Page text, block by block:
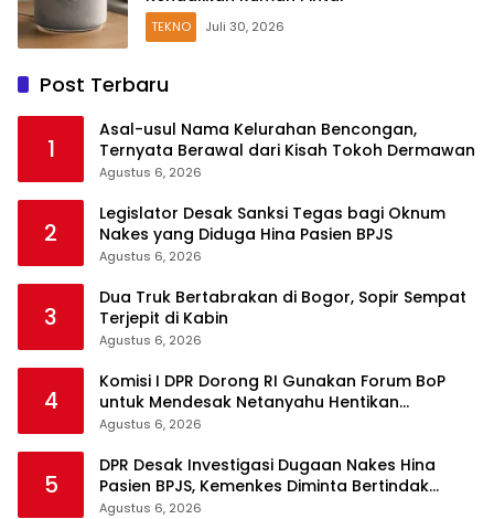
TEKNO Juli 30, 2026
Post Terbaru
1
Asal-usul Nama Kelurahan Bencongan,
Ternyata Berawal dari Kisah Tokoh Dermawan
Agustus 6, 2026
2
Legislator Desak Sanksi Tegas bagi Oknum
Nakes yang Diduga Hina Pasien BPJS
Agustus 6, 2026
3
Dua Truk Bertabrakan di Bogor, Sopir Sempat
Terjepit di Kabin
Agustus 6, 2026
4
Komisi I DPR Dorong RI Gunakan Forum BoP
untuk Mendesak Netanyahu Hentikan
Serangan ke Gaza
Agustus 6, 2026
5
DPR Desak Investigasi Dugaan Nakes Hina
Pasien BPJS, Kemenkes Diminta Bertindak
Tegas
Agustus 6, 2026